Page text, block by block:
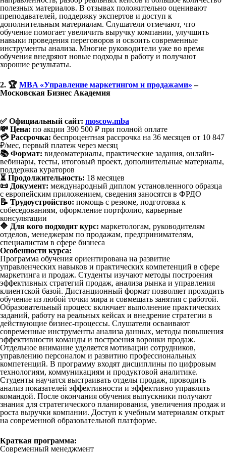
полезных материалов. В отзывах положительно оценивают
преподавателей, поддержку экспертов и доступ к
дополнительным материалам. Слушатели отмечают, что
обучение помогает увеличить выручку компании, улучшить
навыки проведения переговоров и освоить современные
инструменты анализа. Многие руководители уже во время
обучения внедряют новые подходы в работу и получают
хорошие результаты.
2. 🏆 MBA «Управление маркетингом и продажами» –
Московская Бизнес Академия
✅ Официальный сайт: moscow.mba
💸 Цена: по акции 390 500 ₽ при полной оплате
💳 Рассрочка: беспроцентная рассрочка на 36 месяцев от 10 847
₽/мес, первый платеж через месяц
📚 Формат: видеоматериалы, практические задания, онлайн-
вебинары, тесты, итоговый проект, дополнительные материалы,
поддержка кураторов
⏳ Продолжительность: 18 месяцев
📜 Документ: международный диплом установленного образца
с европейским приложением, сведения заносятся в ФРДО
📝 Трудоустройство: помощь с резюме, подготовка к
собеседованиям, оформление портфолио, карьерные
консультации
🔷 Для кого подходит курс: маркетологам, руководителям
отделов, менеджерам по продажам, предпринимателям,
специалистам в сфере бизнеса
Особенности курса:
Программа обучения ориентирована на развитие
управленческих навыков и практических компетенций в сфере
маркетинга и продаж. Студенты изучают методы построения
эффективных стратегий продаж, анализа рынка и управления
клиентской базой. Дистанционный формат позволяет проходить
обучение из любой точки мира и совмещать занятия с работой.
Образовательный процесс включает выполнение практических
заданий, работу на реальных кейсах и внедрение стратегии в
действующие бизнес-процессы. Слушатели осваивают
современные инструменты анализа данных, методы повышения
эффективности команды и построения воронки продаж.
Отдельное внимание уделяется мотивации сотрудников,
управлению персоналом и развитию профессиональных
компетенций. В программу входят дисциплины по цифровым
технологиям, коммуникациям и продуктовой аналитике.
Студенты научатся выстраивать отделы продаж, проводить
анализ показателей эффективности и эффективно управлять
командой. После окончания обучения выпускники получают
знания для стратегического планирования, увеличения продаж и
роста выручки компании. Доступ к учебным материалам открыт
на современной образовательной платформе.
Краткая программа:
Современный менеджмент